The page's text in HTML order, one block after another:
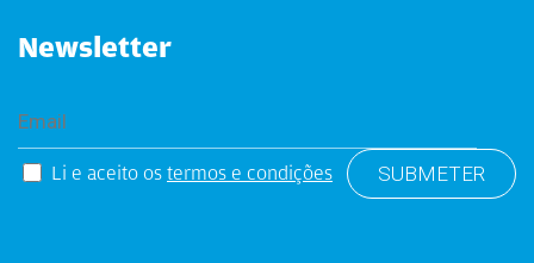
Newsletter
Li e aceito os termos e condições